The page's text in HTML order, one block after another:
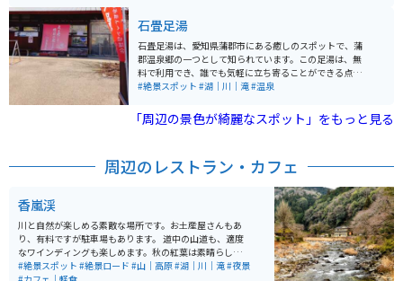
石畳足湯
石畳足湯は、愛知県蒲郡市にある癒しのスポットで、蒲
郡温泉郷の一つとして知られています。この足湯は、無
料で利用でき、誰でも気軽に立ち寄ることができる点が
魅力です。観光や散策の途中に、足を温めながらリラッ
ウム・カルシウム塩化物泉で、疲労回復や冷え性の改善
に効果があるとされています。施設は清潔で、ゆったり
季折々の景色を楽しむことができるため、地元住民だけ
#絶景スポット #湖｜川｜滝#温泉
「周辺の景色が綺麗なスポット」をもっと見る
周辺のレストラン・カフェ
香嵐渓
川と自然が楽しめる素敵な場所です。お土産屋さんもあ
り、有料ですが駐車場もあります。 道中の山道も、適度
なワインディングも楽しめます。秋の紅葉は素晴らし
く、夜はライトアップされて、とても幻想的です。近く
#絶景スポット #絶景ロード #山｜高原#湖｜川｜滝#夜景